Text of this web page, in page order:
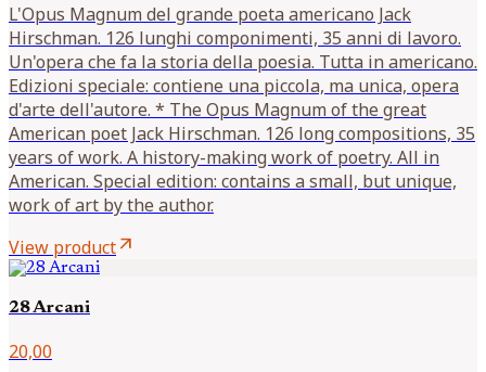
L'Opus Magnum del grande poeta americano Jack
Hirschman. 126 lunghi componimenti, 35 anni di lavoro.
Un'opera che fa la storia della poesia. Tutta in americano.
Edizioni speciale: contiene una piccola, ma unica, opera
d'arte dell'autore. * The Opus Magnum of the great
American poet Jack Hirschman. 126 long compositions, 35
years of work. A history-making work of poetry. All in
American. Special edition: contains a small, but unique,
work of art by the author.
View productarrow_outward
28 Arcani
20,00